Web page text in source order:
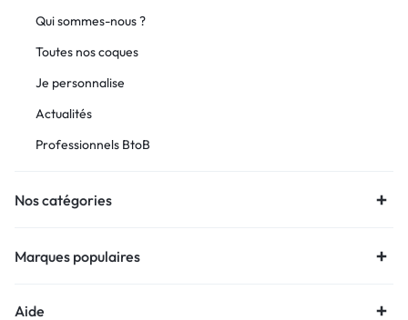
Qui sommes-nous ?
Toutes nos coques
Je personnalise
Actualités
Professionnels BtoB
Nos catégories
Marques populaires
Aide